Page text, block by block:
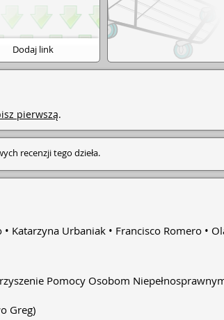
Dodaj link
pierwszą.
recenzji tego dzieła.
Katarzyna Urbaniak Francisco Romero
Pomocy Osobom
Greg)